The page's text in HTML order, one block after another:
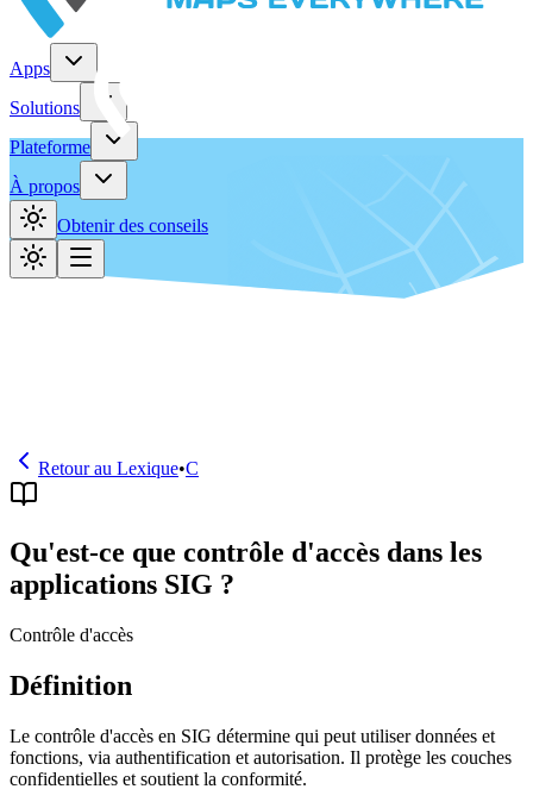
Apps
Solutions
Plateforme
À propos
Obtenir des conseils
Retour au Lexique•C
Qu'est-ce que contrôle d'accès dans les
applications SIG ?
Contrôle d'accès
Définition
Le contrôle d'accès en SIG détermine qui peut utiliser données et
fonctions, via authentification et autorisation. Il protège les couches
confidentielles et soutient la conformité.